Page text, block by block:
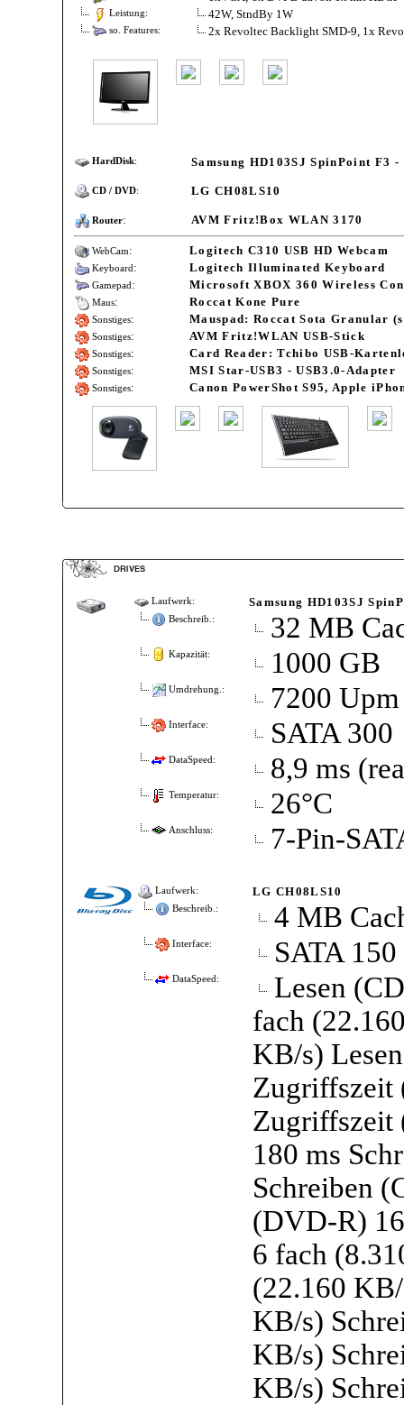
Leistung: 42W, StndBy 1W
so. Features: 2x Revoltec Backlight SMD-9, 1x
HardDisk: Samsung HD103SJ SpinPoint F3 -
CD / DVD: LG CH08LS10
Router: AVM Fritz!Box WLAN 3170
WebCam: Logitech C310 USB HD Webcam
Keyboard: Logitech Illuminated Keyboard
Gamepad: Microsoft XBOX 360 Wireless
Maus: Roccat Kone Pure
Sonstiges: Mauspad: Roccat Sota Granular
Sonstiges: AVM Fritz!WLAN USB-Stick
Sonstiges: Card Reader: Tchibo USB-
Sonstiges: MSI Star-USB3 - USB3.0-Adapter
Sonstiges: Canon PowerShot S95, Apple
Laufwerk: Samsung HD103SJ
Beschreib.: 32 MB
Kapazität: 1000 GB
Umdrehung.: 7200 Upm
Interface: SATA 300
DataSpeed: 8,9 ms
Temperatur: 26°C
Anschluss: 7-Pin-
Laufwerk: LG CH08LS10
Beschreib.: 4 MB
Interface: SATA 150
DataSpeed:
Lesen
fach
KB/s)
Zugriffszeit
Zugriffszeit
180 ms
Schreiben
(DVD-R)
6 fach
(22.160
KB/s)
KB/s)
KB/s)